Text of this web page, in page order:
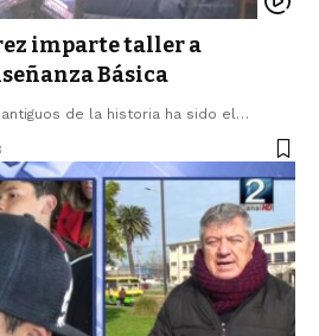
imparte taller a
Básica
de la historia ha sido el…